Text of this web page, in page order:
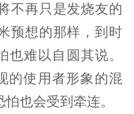
不再只是发烧友的
预想的那样，到时
也难以自圆其说。
的使用者形象的混
也会受到牵连。